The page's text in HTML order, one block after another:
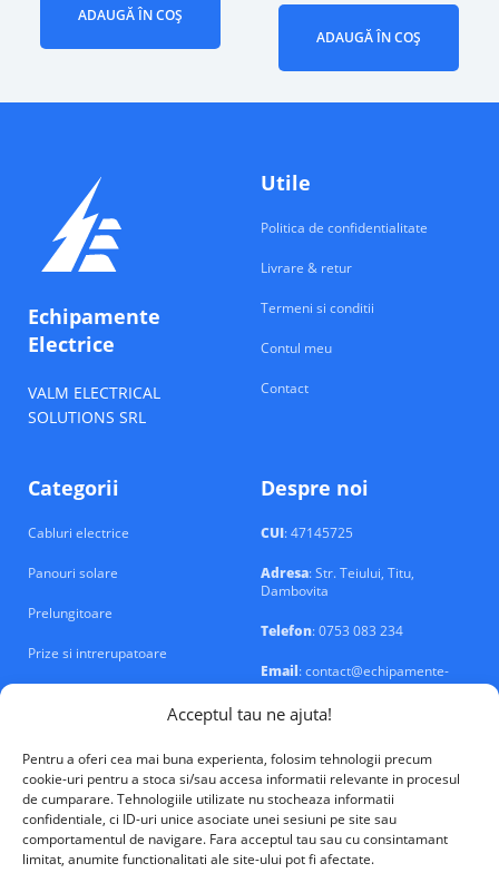
Acceptul tau ne ajuta!
Pentru a oferi cea mai buna experienta, folosim tehnologii precum
cookie-uri pentru a stoca si/sau accesa informatii relevante in procesul
de cumparare. Tehnologiile utilizate nu stocheaza informatii
confidentiale, ci ID-uri unice asociate unei sesiuni pe site sau
comportamentul de navigare. Fara acceptul tau sau cu consintamant
limitat, anumite functionalitati ale site-ului pot fi afectate.
ADAUGĂ ÎN COȘ
ADAUGĂ ÎN COȘ
Echipamente
Electrice
VALM ELECTRICAL
SOLUTIONS SRL
Utile
Politica de confidentialitate
Livrare & retur
Termeni si conditii
Contul meu
Contact
Categorii
Cabluri electrice
Panouri solare
Prelungitoare
Prize si intrerupatoare
Despre noi
CUI: 47145725
Adresa: Str. Teiului, Titu,
Dambovita
Telefon: 0753 083 234
Email: contact@echipamente-
electrice.ro
VALM Electrical Solutions © 2026